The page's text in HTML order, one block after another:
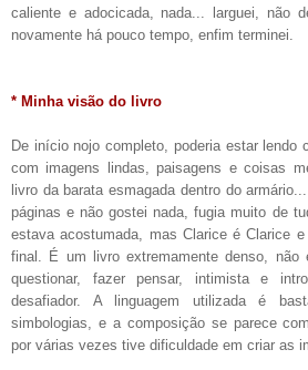
caliente e adocicada, nada... larguei, não
novamente há pouco tempo, enfim terminei.
* Minha visão do livro
De início nojo completo, poderia estar lendo
com imagens lindas, paisagens e coisas
livro da barata esmagada dentro do
páginas e não gostei nada, fugia muito de
estava acostumada, mas Clarice é Clarice
final. É um livro extremamente denso, não
questionar, fazer pensar, intimista e
desafiador. A linguagem utilizada é
simbologias, e a composição se parece
por várias vezes tive dificuldade em criar as